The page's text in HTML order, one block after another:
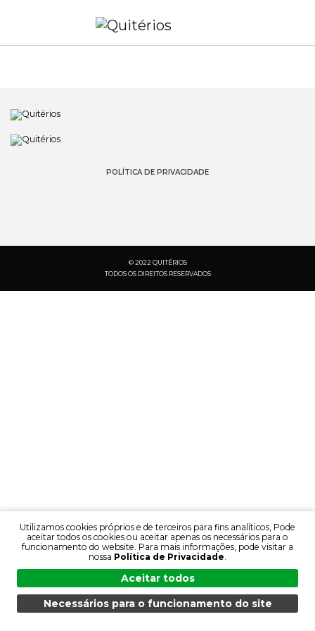
POLÍTICA DE PRIVACIDADE
© 2022 QUITÉRIOS
TODOS OS DIREITOS RESERVADOS
MENU PESQUISA PRODUTOS PT
Utilizamos cookies próprios e de terceiros para fins analíticos, Pode
aceitar todos os cookies ou aceitar apenas os necessários para o
funcionamento do website. Para mais informações, pode visitar a
nossa Política de Privacidade.
Aceitar todos
Necessários para o funcionamento do site